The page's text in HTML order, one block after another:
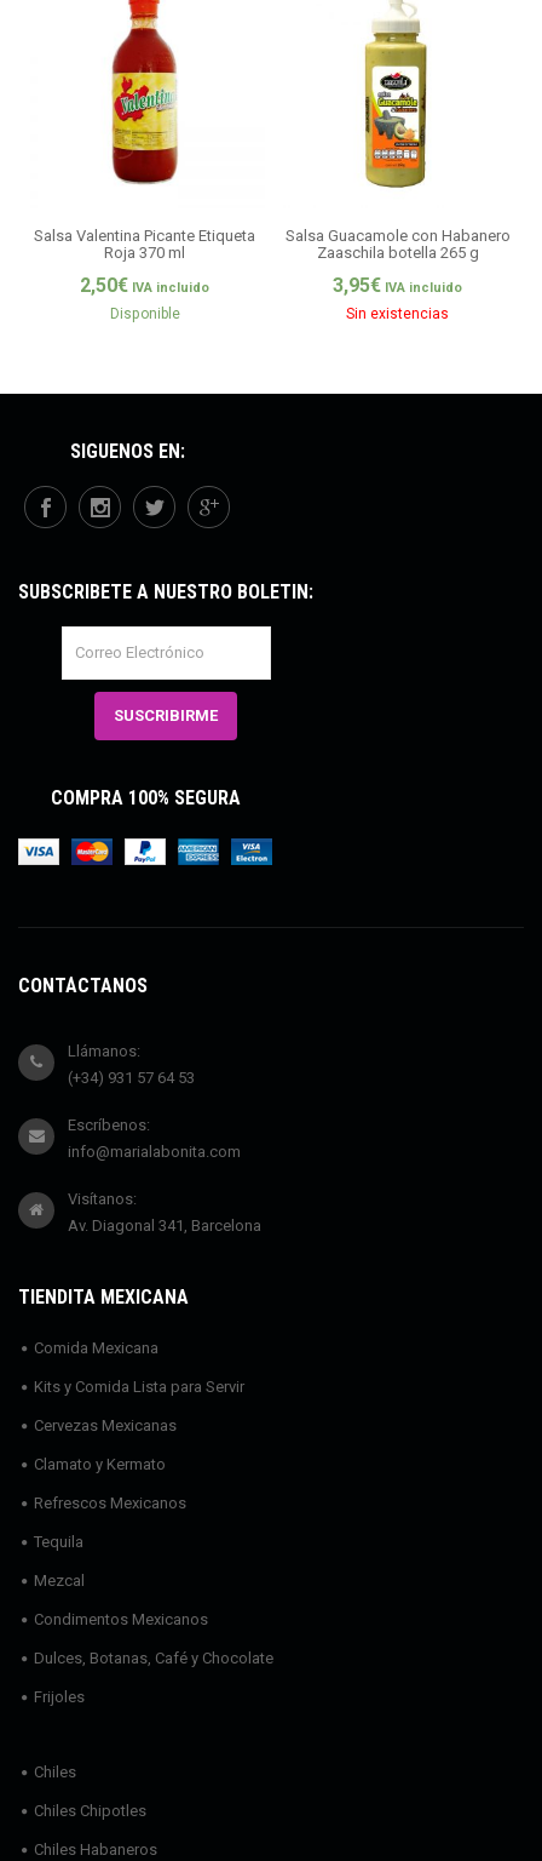
Salsa Valentina Picante Etiqueta
Roja 370 ml
2,50€ IVA incluido
Disponible
Salsa Guacamole con Habanero
Zaaschila botella 265 g
3,95€ IVA incluido
Sin existencias
SÍGUENOS EN:
SUBSCRÍBETE A NUESTRO BOLETÍN:
COMPRA 100% SEGURA
CONTÁCTANOS
Llámanos:
(+34) 931 57 64 53
Escríbenos:
info@marialabonita.com
Visítanos:
Av. Diagonal 341, Barcelona
TIENDITA MEXICANA
Comida Mexicana
Kits y Comida Lista para Servir
Cervezas Mexicanas
Clamato y Kermato
Refrescos Mexicanos
Tequila
Mezcal
Condimentos Mexicanos
Dulces, Botanas, Café y Chocolate
Frijoles
Chiles
Chiles Chipotles
Chiles Habaneros